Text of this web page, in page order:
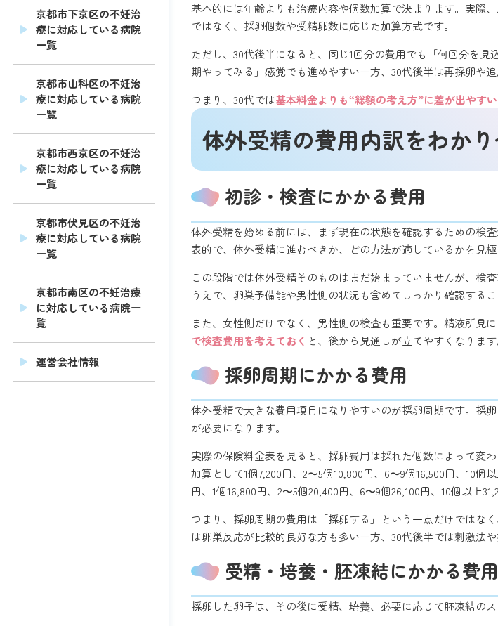
京都市下京区の不妊治
療に対応している病院
一覧
京都市山科区の不妊治
療に対応している病院
一覧
京都市西京区の不妊治
療に対応している病院
一覧
京都市伏見区の不妊治
療に対応している病院
一覧
京都市南区の不妊治療
に対応している病院一
覧
運営会社情報
基本的には年齢よりも治療内容や個数加算で決まります。実際
ではなく、採卵個数や受精卵数に応じた加算方式です。
ただし、30代後半になると、同じ1回分の費用でも「何回分を
期やってみる」感覚でも進めやすい一方、30代後半は再採卵や
つまり、30代では基本料金よりも“総額の考え方”に差が出やすい
体外受精の費用内訳をわか
初診・検査にかかる費用
体外受精を始める前には、まず現在の状態を確認するための検
表的で、体外受精に進むべきか、どの方法が適しているかを見極
この段階では体外受精そのものはまだ始まっていませんが、検
うえで、卵巣予備能や男性側の状況も含めてしっかり確認するこ
また、女性側だけでなく、男性側の検査も重要です。精液所見
で検査費用を考えておく と、後から見通しが立てやすくなります
採卵周期にかかる費用
体外受精で大きな費用項目になりやすいのが採卵周期です。採
が必要になります。
実際の保険料金表を見ると、採卵費用は採れた個数によって変
加算として1個7,200円、2〜5個10,800円、6〜9個16,500円、10
円、1個16,800円、2〜5個20,400円、6〜9個26,100円、10個以上
つまり、採卵周期の費用は「採卵する」という一点だけではな
は卵巣反応が比較的良好な方も多い一方、30代後半では刺激法
受精・培養・胚凍結にかかる費用
採卵した卵子は、その後に受精、培養、必要に応じて胚凍結の